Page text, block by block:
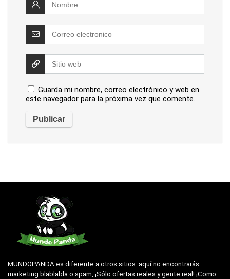
Guarda mi nombre, correo electrónico y web en
este navegador para la próxima vez que comente.
MUNDOPANDA es diferente a otros sitios: aquí no encontrarás
marketing blablabla o spam, ¡Sólo ofertas reales y gente real! ¡Como